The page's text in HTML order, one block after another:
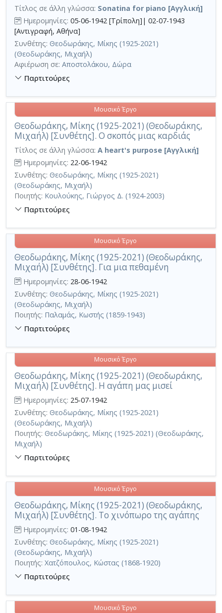
Τίτλος σε άλλη γλώσσα: Sonatina for piano [Αγγλική]
Ημερομηνίες: 05-06-1942 [Τρίπολη]| 02-07-1943
[Αντιγραφή, Αθήνα]
Συνθέτης: Θεοδωράκης, Μίκης (1925-2021)
(Θεοδωράκης, Μιχαήλ)
Αφιέρωση σε: Αποστολάκου, Δώρα
Παρτιτούρες
Θεοδωράκης, Μίκης (1925-2021) (Θεοδωράκης,
Μιχαήλ) [Συνθέτης]. Ο σκοπός μιας καρδιάς
Μουσικό Έργο
Τίτλος σε άλλη γλώσσα: A heart's purpose [Αγγλική]
Ημερομηνίες: 22-06-1942
Συνθέτης: Θεοδωράκης, Μίκης (1925-2021)
(Θεοδωράκης, Μιχαήλ)
Ποιητής: Κουλούκης, Γιώργος Δ. (1924-2003)
Παρτιτούρες
Θεοδωράκης, Μίκης (1925-2021) (Θεοδωράκης,
Μιχαήλ) [Συνθέτης]. Για μια πεθαμένη
Μουσικό Έργο
Ημερομηνίες: 28-06-1942
Συνθέτης: Θεοδωράκης, Μίκης (1925-2021)
(Θεοδωράκης, Μιχαήλ)
Ποιητής: Παλαμάς, Κωστής (1859-1943)
Παρτιτούρες
Θεοδωράκης, Μίκης (1925-2021) (Θεοδωράκης,
Μιχαήλ) [Συνθέτης]. Η αγάπη μας μισεί
Μουσικό Έργο
Ημερομηνίες: 25-07-1942
Συνθέτης: Θεοδωράκης, Μίκης (1925-2021)
(Θεοδωράκης, Μιχαήλ)
Ποιητής: Θεοδωράκης, Μίκης (1925-2021) (Θεοδωράκης,
Μιχαήλ)
Παρτιτούρες
Θεοδωράκης, Μίκης (1925-2021) (Θεοδωράκης,
Μιχαήλ) [Συνθέτης]. Το χινόπωρο της αγάπης
Μουσικό Έργο
Ημερομηνίες: 01-08-1942
Συνθέτης: Θεοδωράκης, Μίκης (1925-2021)
(Θεοδωράκης, Μιχαήλ)
Ποιητής: Χατζόπουλος, Κώστας (1868-1920)
Παρτιτούρες
Μουσικό Έργο